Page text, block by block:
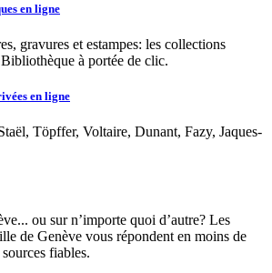
en ligne
gravures et estampes: les collections
à portée de clic.
en ligne
Töpffer, Voltaire, Dunant, Fazy, Jaques-
ou sur n’importe quoi d’autre? Les
de Genève vous répondent en moins de
fiables.